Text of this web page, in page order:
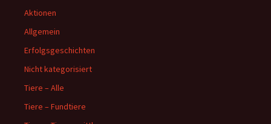
Aktionen
Allgemein
Erfolgsgeschichten
Nicht kategorisiert
Tiere – Alle
Tiere – Fundtiere